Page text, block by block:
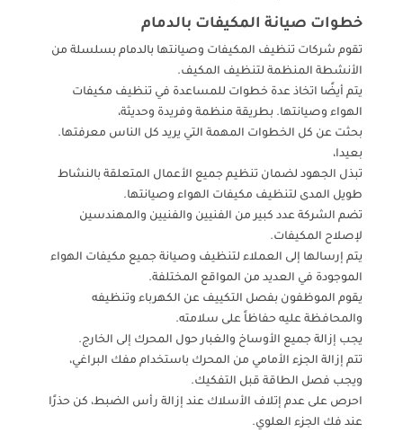
خطوات صيانة المكيفات بالدمام
تقوم شركات تنظيف المكيفات وصيانتها بالدمام بسلسلة من
الأنشطة المنظمة لتنظيف المكيف.
يتم أيضًا اتخاذ عدة خطوات للمساعدة في تنظيف مكيفات
الهواء وصيانتها. بطريقة منظمة وفريدة وحديثة،
بحثت عن كل الخطوات المهمة التي يريد كل الناس معرفتها.
بعيدا،
تبذل الجهود لضمان تنظيم جميع الأعمال المتعلقة بالنشاط
طويل المدى لتنظيف مكيفات الهواء وصيانتها.
تضم الشركة عدد كبير من الفنيين والفنيين والمهندسين
لإصلاح المكيفات.
يتم إرسالها إلى العملاء لتنظيف وصيانة جميع مكيفات الهواء
الموجودة في العديد من المواقع المختلفة.
يقوم الموظفون بفصل التكييف عن الكهرباء وتنظيفه
والمحافظة عليه حفاظاً على سلامته.
يجب إزالة جميع الأوساخ والغبار حول المحرك إلى الخارج.
تتم إزالة الجزء الأمامي من المحرك باستخدام مفك البراغي،
ويجب فصل الطاقة قبل التفكيك.
احرص على عدم إتلاف الأسلاك عند إزالة رأس الضبط، كن حذرًا
عند فك الجزء العلوي.